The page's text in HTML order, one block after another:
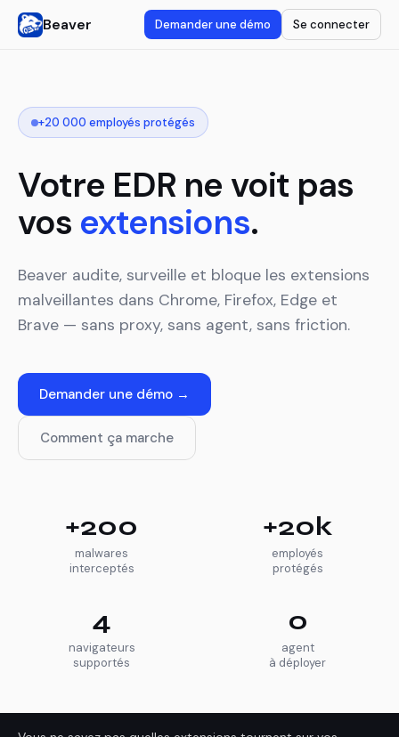
Beaver Demander une démo Se connecter
+20 000 employés protégés
Votre EDR ne voit pas
vos extensions.
Beaver audite, surveille et bloque les extensions
malveillantes dans Chrome, Firefox, Edge et
Brave — sans proxy, sans agent, sans friction.
Demander une démo →
Comment ça marche
+200
malwares
interceptés
+20k
employés
protégés
4
navigateurs
supportés
0
agent
à déployer